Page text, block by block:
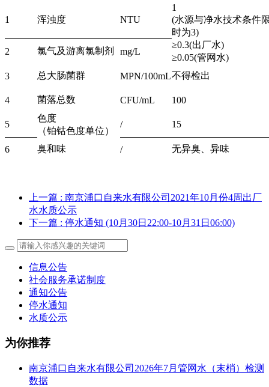
1 浑浊度 NTU
1
(水源与净水技术条件
时为3)
2
氯气及游离氯制剂 mg/L
≥0.3(出厂水)
≥0.05(管网水)
3
总大肠菌群 MPN/100mL不得检出
4 菌落总数 CFU/mL 100
5
色度
/ 15
（铂钴色度单位）
6
臭和味 / 无异臭、异味
上一篇 : 南京浦口自来水有限公司2021年10月份4周出厂
水水质公示
下一篇 : 停水通知 (10月30日22:00-10月31日06:00)
信息公告
社会服务承诺制度
通知公告
停水通知
水质公示
为你推荐
南京浦口自来水有限公司2026年7月管网水（末梢）检测
数据